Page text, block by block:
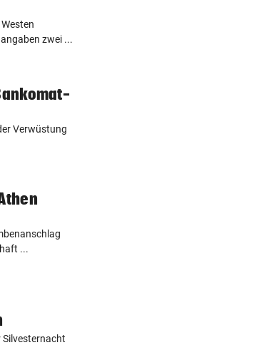
zwei ...
Verwüstung
...
Silvesternacht